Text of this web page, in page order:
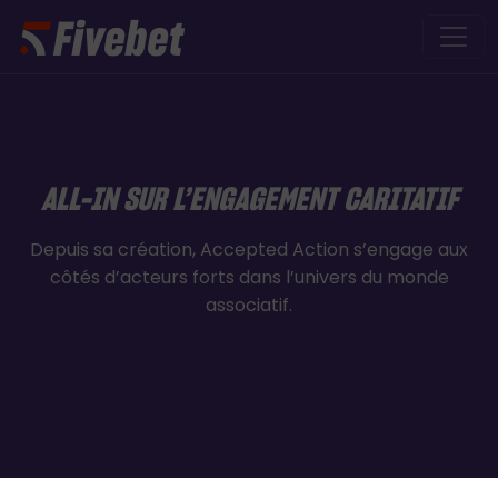
ALL-IN SUR L’ENGAGEMENT CARITATIF
Depuis sa création, Accepted Action s’engage aux
côtés d’acteurs forts dans l’univers du monde
associatif.